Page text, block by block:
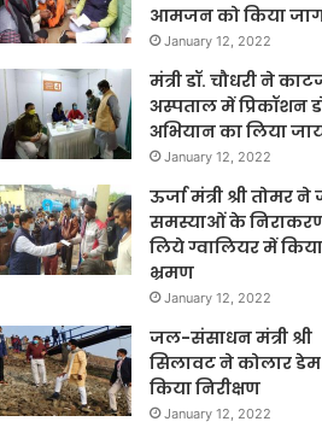
आमजन को किया
January 12, 2022
मंत्री डॉ. चौधरी ने
अस्पताल में प्रिकॉशन
अभियान का लिया
January 12, 2022
ऊर्जा मंत्री श्री तोमर
समस्याओं के
लिये ग्वालियर में किया
भ्रमण
January 12, 2022
जल-संसाधन मंत्री श्री
सिलावट ने कोलार
किया निरीक्षण
January 12, 2022